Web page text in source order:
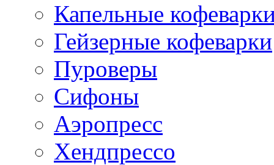
Капельные
Гейзерные кофеварки
Пуроверы
Сифоны
Аэропресс
Хендпрессо